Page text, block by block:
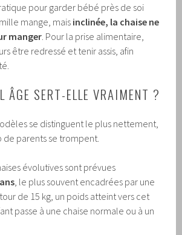
pour garder bébé près de soi
mange, mais inclinée, la chaise ne
manger . Pour la prise alimentaire,
être redressé et tenir assis, afin
ÂGE SERT-ELLE VRAIMENT ?
se distinguent le plus nettement,
parents se trompent.
évolutives sont prévues
, le plus souvent encadrées par une
de 15 kg, un poids atteint vers cet
passe à une chaise normale ou à un